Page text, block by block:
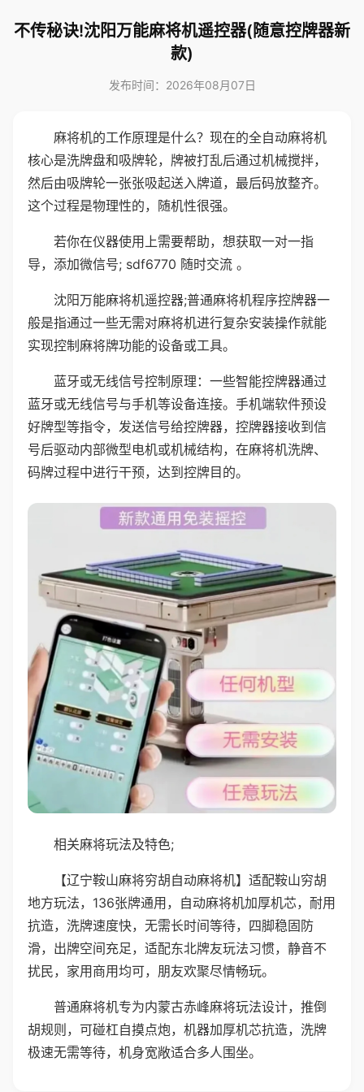
不传秘诀!沈阳万能麻将机遥控器(随意控牌器新
款)
发布时间：2026年08月07日
麻将机的工作原理是什么？现在的全自动麻将机
核心是洗牌盘和吸牌轮，牌被打乱后通过机械搅拌，
然后由吸牌轮一张张吸起送入牌道，最后码放整齐。
这个过程是物理性的，随机性很强。
若你在仪器使用上需要帮助，想获取一对一指
导，添加微信号; sdf6770 随时交流 。
沈阳万能麻将机遥控器;普通麻将机程序控牌器一
般是指通过一些无需对麻将机进行复杂安装操作就能
实现控制麻将牌功能的设备或工具。
蓝牙或无线信号控制原理：一些智能控牌器通过
蓝牙或无线信号与手机等设备连接。手机端软件预设
好牌型等指令，发送信号给控牌器，控牌器接收到信
号后驱动内部微型电机或机械结构，在麻将机洗牌、
码牌过程中进行干预，达到控牌目的。
相关麻将玩法及特色;
【辽宁鞍山麻将穷胡自动麻将机】适配鞍山穷胡
地方玩法，136张牌通用，自动麻将机加厚机芯，耐用
抗造，洗牌速度快，无需长时间等待，四脚稳固防
滑，出牌空间充足，适配东北牌友玩法习惯，静音不
扰民，家用商用均可，朋友欢聚尽情畅玩。
普通麻将机专为内蒙古赤峰麻将玩法设计，推倒
胡规则，可碰杠自摸点炮，机器加厚机芯抗造，洗牌
极速无需等待，机身宽敞适合多人围坐。